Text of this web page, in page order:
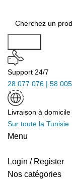
Support 24/7
28 077 076 | 58
Livraison à domicile
Sur toute la Tunisie
Menu
Login / Register
Nos catégories